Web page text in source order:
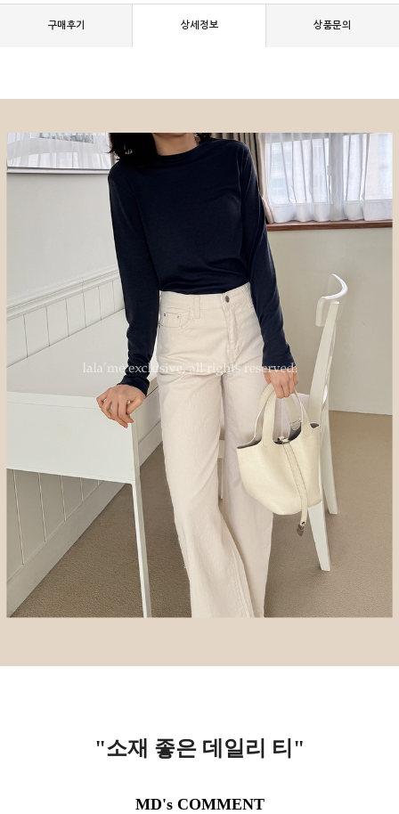
구매후기 상세정보 상품문의
"소재 좋은 데일리 티 "
MD's COMMENT